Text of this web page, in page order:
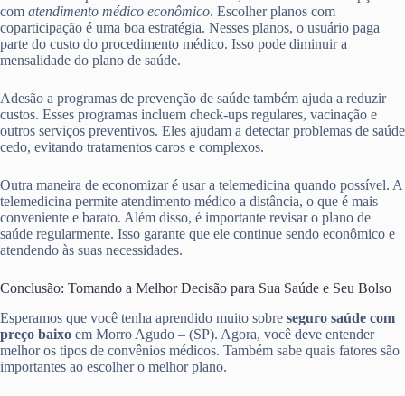
com atendimento médico econômico. Escolher planos com
coparticipação é uma boa estratégia. Nesses planos, o usuário paga
parte do custo do procedimento médico. Isso pode diminuir a
mensalidade do plano de saúde.
Adesão a programas de prevenção de saúde também ajuda a reduzir
custos. Esses programas incluem check-ups regulares, vacinação e
outros serviços preventivos. Eles ajudam a detectar problemas de saúde
cedo, evitando tratamentos caros e complexos.
Outra maneira de economizar é usar a telemedicina quando possível. A
telemedicina permite atendimento médico a distância, o que é mais
conveniente e barato. Além disso, é importante revisar o plano de
saúde regularmente. Isso garante que ele continue sendo econômico e
atendendo às suas necessidades.
Conclusão: Tomando a Melhor Decisão para Sua Saúde e Seu Bolso
Esperamos que você tenha aprendido muito sobre seguro saúde com
preço baixo em Morro Agudo – (SP). Agora, você deve entender
melhor os tipos de convênios médicos. Também sabe quais fatores são
importantes ao escolher o melhor plano.